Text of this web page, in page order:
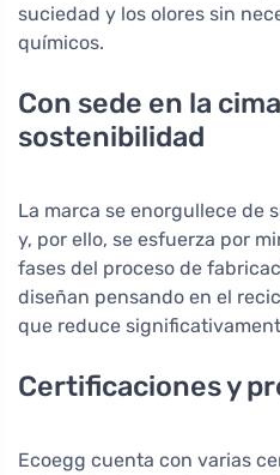
suciedad y los olores sin
químicos.
Con sede en la
sostenibilidad
La marca se enorgullece de
y, por ello, se esfuerza por
fases del proceso de
diseñan pensando en el
que reduce
Certificaciones y
Ecoegg cuenta con varias